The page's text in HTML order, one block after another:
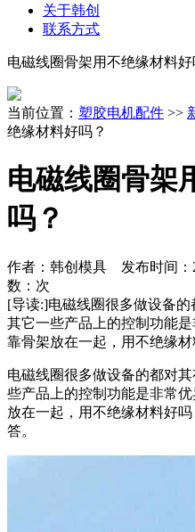
关于韩创
联系方式
电磁线圈骨架用不绝缘材料好
当前位置： 塑胶电机配件 >>
绝缘材料好吗？
电磁线圈骨架
吗？
作者：韩创模具 发布时间：
数： 次
[导读:]电磁线圈很多做设备
其它一些产品上的控制功能
靠骨架放在一起，用不绝缘材
电磁线圈很多做设备的都对
些产品上的控制功能是非常
放在一起，用不绝缘材料好
答。